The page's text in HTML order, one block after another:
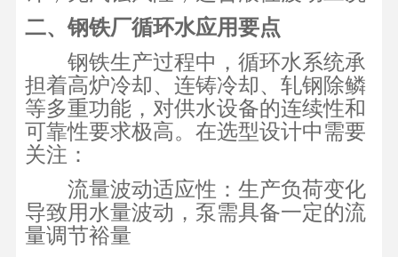
二、钢铁厂循环水应用要点
钢铁生产过程中，循环水系统承
担着高炉冷却、连铸冷却、轧钢除鳞
等多重功能，对供水设备的连续性和
可靠性要求极高。在选型设计中需要
关注：
流量波动适应性：生产负荷变化
导致用水量波动，泵需具备一定的流
量调节裕量